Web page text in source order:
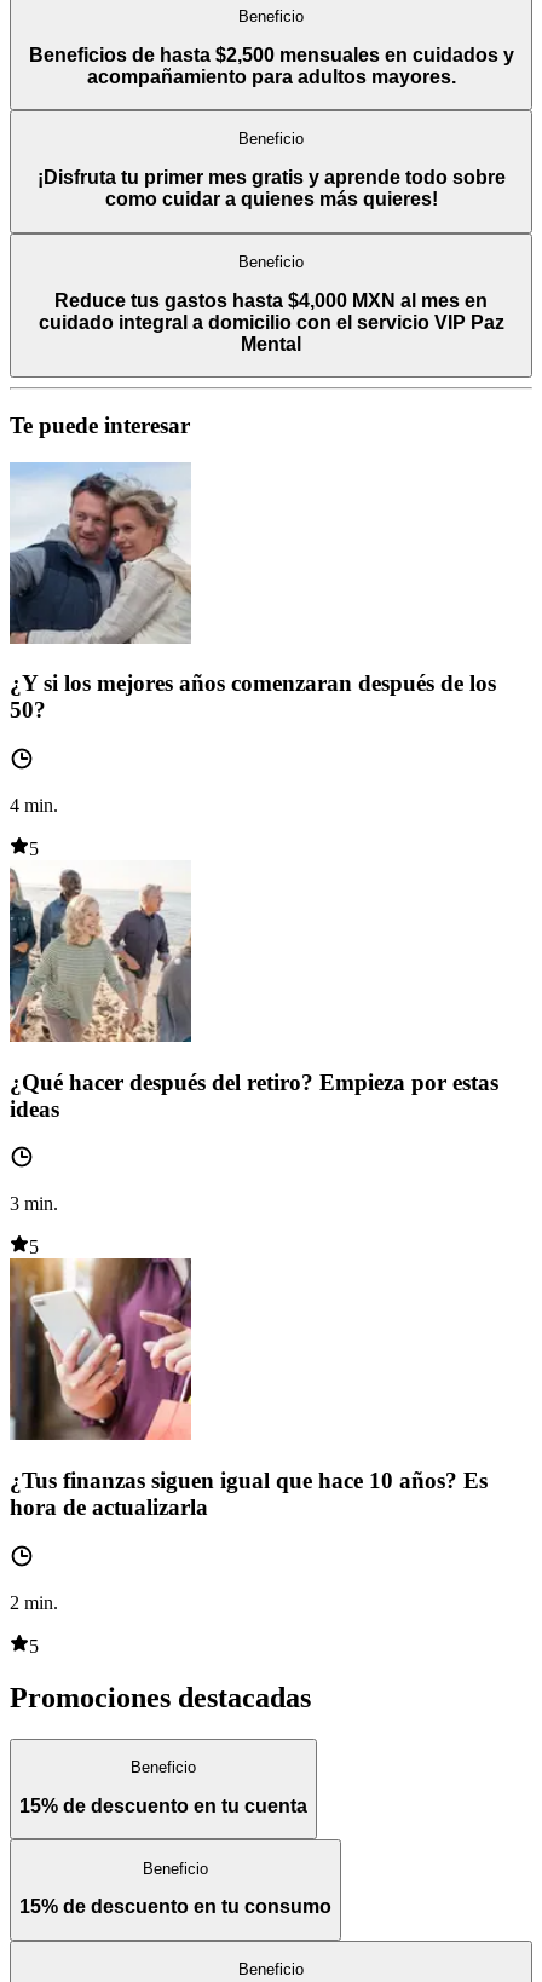
Beneficio
Beneficios de hasta $2,500 mensuales en cuidados y
acompañamiento para adultos mayores.
Beneficio
¡Disfruta tu primer mes gratis y aprende todo sobre
como cuidar a quienes más quieres!
Beneficio
Reduce tus gastos hasta $4,000 MXN al mes en
cuidado integral a domicilio con el servicio VIP Paz
Mental
Te puede interesar
¿Y si los mejores años comenzaran después de los
50?
4 min.
5
¿Qué hacer después del retiro? Empieza por estas
ideas
3 min.
5
¿Tus finanzas siguen igual que hace 10 años? Es
hora de actualizarla
2 min.
5
Promociones destacadas
Beneficio
15% de descuento en tu cuenta
Beneficio
15% de descuento en tu consumo
Beneficio